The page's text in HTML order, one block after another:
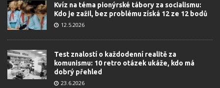
Kvíz na téma pionýrské tábory za socialismu:
Kdo je zažil, bez problému získá 12 ze 12 bodů
12.5.2026
Test znalostí o každodenní realitě za
komunismu: 10 retro otázek ukáže, kdo má
dobrý přehled
23.6.2026